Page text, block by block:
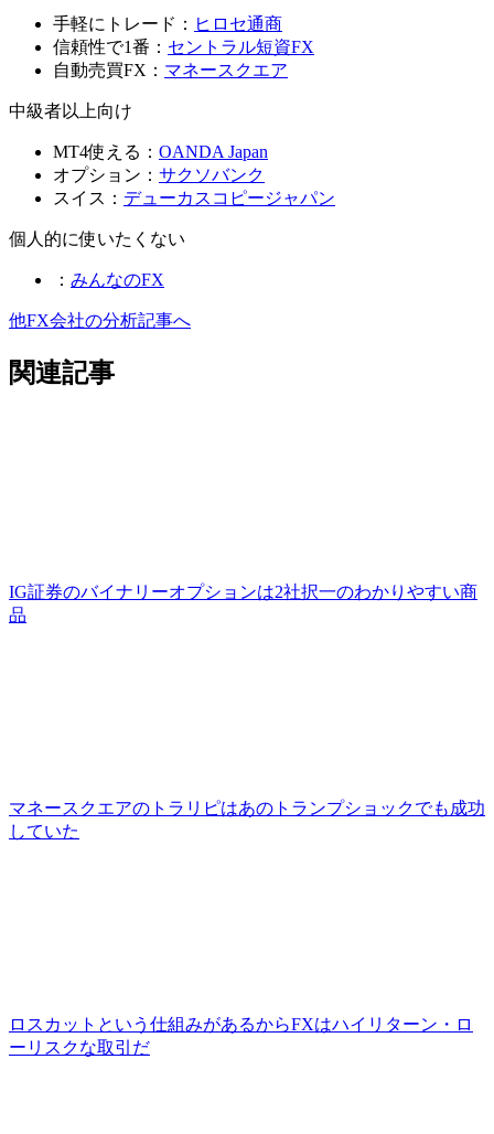
手軽にトレード： ヒロセ通商
信頼性で1番： セントラル短資FX
自動売買FX： マネースクエア
中級者以上向け
MT4使える： OANDA Japan
オプション： サクソバンク
スイス： デューカスコピージャパン
個人的に使いたくない
： みんなのFX
他FX会社の分析記事へ
関連記事
IG証券のバイナリーオプションは2社択一のわかりやすい商
品
マネースクエアのトラリピはあのトランプショックでも成功
していた
ロスカットという仕組みがあるからFXはハイリターン・ロ
ーリスクな取引だ